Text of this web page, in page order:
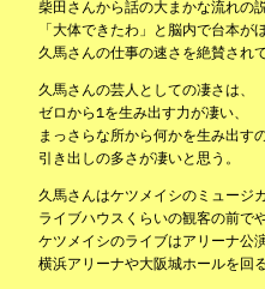
柴田さんから話の大まかな流れの
「大体できたわ」と脳内で台本が
久馬さんの仕事の速さを絶賛されて
久馬さんの芸人としての凄さは、
ゼロから1を生み出す力が凄い、
まっさらな所から何かを生み出す
引き出しの多さが凄いと思う。
久馬さんはケツメイシのミュージカ
ライブハウスくらいの観客の前で
ケツメイシのライブはアリーナ公演
横浜アリーナや大阪城ホールを回